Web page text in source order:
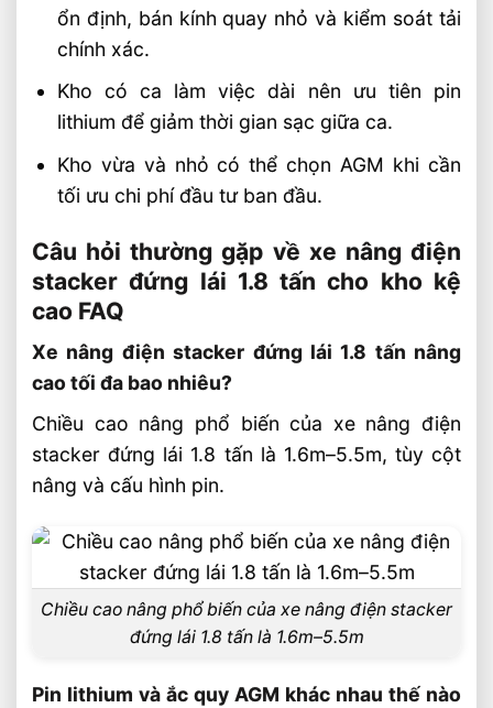
ổn định, bán kính quay nhỏ và kiểm soát tải
chính xác.
Kho có ca làm việc dài nên ưu tiên pin
lithium để giảm thời gian sạc giữa ca.
Kho vừa và nhỏ có thể chọn AGM khi cần
tối ưu chi phí đầu tư ban đầu.
Câu hỏi thường gặp về xe nâng điện
stacker đứng lái 1.8 tấn cho kho kệ
cao FAQ
Xe nâng điện stacker đứng lái 1.8 tấn nâng
cao tối đa bao nhiêu?
Chiều cao nâng phổ biến của xe nâng điện
stacker đứng lái 1.8 tấn là 1.6m–5.5m, tùy cột
nâng và cấu hình pin.
Chiều cao nâng phổ biến của xe nâng điện stacker
đứng lái 1.8 tấn là 1.6m–5.5m
Pin lithium và ắc quy AGM khác nhau thế nào